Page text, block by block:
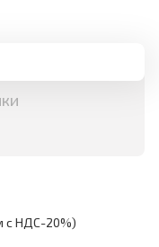
с НДС-20%)